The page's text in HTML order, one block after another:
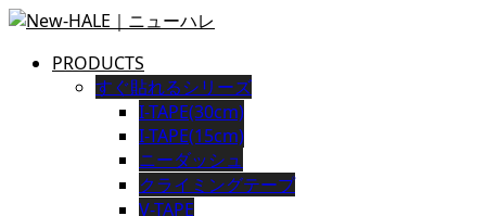
PRODUCTS
すぐ貼れるシリーズ
I-TAPE(30cm)
I-TAPE(15cm)
ニーダッシュ
クライミングテープ
V-TAPE